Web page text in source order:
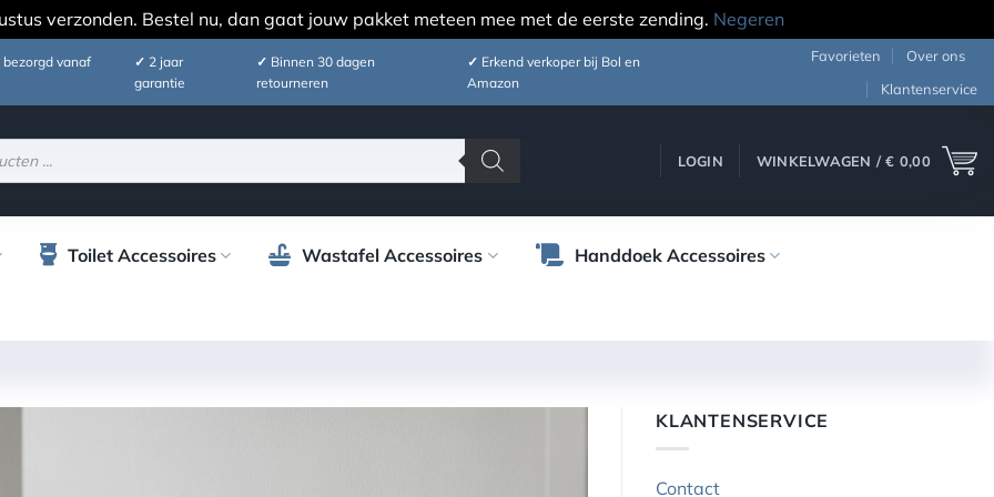
verzonden. Bestel nu, dan gaat jouw pakket meteen mee met de eerste zending. Negeren
bezorgd vanaf
✓ 2 jaar
garantie
✓ Binnen 30 dagen
retourneren
✓ Erkend verkoper bij Bol en
Amazon
Favorieten
Over ons
Klantenservice
LOGIN WINKELWAGEN /€ 0,00
Toilet Accessoires Wastafel Accessoires Handdoek Accessoires
KLANTENSERVICE
Contact